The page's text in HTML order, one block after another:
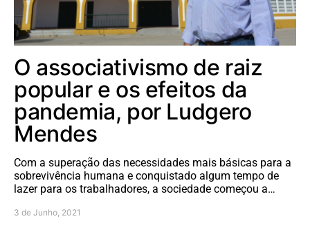
O associativismo de raiz
popular e os efeitos da
pandemia, por Ludgero
Mendes
Com a superação das necessidades mais básicas para a
sobrevivência humana e conquistado algum tempo de
lazer para os trabalhadores, a sociedade começou a…
3 de Junho, 2021